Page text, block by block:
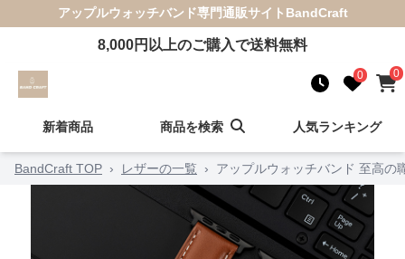
アップルウォッチバンド専門通販サイト BandCraft
8,000円以上のご購入で送料無料
0 0
新着商品 商品を検索 人気ランキング
BandCraft TOP › レザーの一覧 › アップルウォッチバンド 至高の